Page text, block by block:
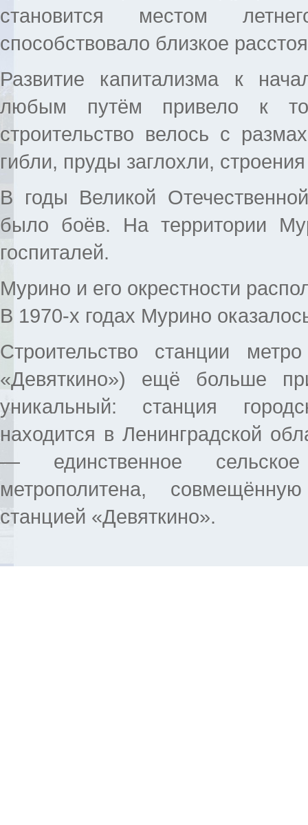
становится местом
способствовало близкое
Развитие капитализма к
любым путём привело к
строительство велось с
гибли, пруды заглохли,
В годы Великой
было боёв. На территории
госпиталей.
Мурино и его окрестности
В 1970-х годах Мурино
Строительство станции
«Девяткино») ещё больше
уникальный: станция
находится в Ленинградской
— единственное
метрополитена,
станцией «Девяткино».